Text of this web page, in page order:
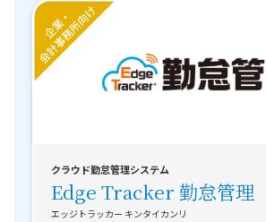
クラウド勤怠管理システム
Edge Tracker 勤怠管理
エッジトラッカー キンタイカンリ